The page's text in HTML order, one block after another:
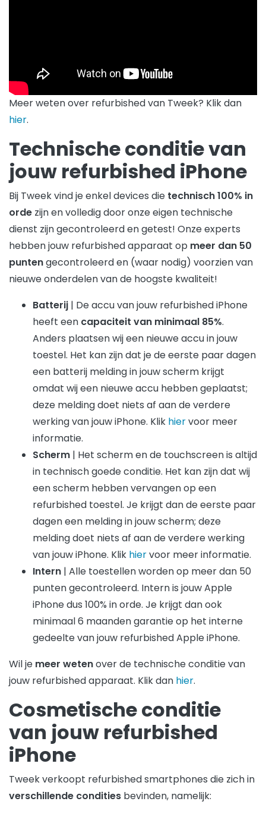
Meer weten over refurbished van Tweek? Klik dan
hier.
Technische conditie van
jouw refurbished iPhone
Bij Tweek vind je enkel devices die technisch 100% in
orde zijn en volledig door onze eigen technische
dienst zijn gecontroleerd en getest! Onze experts
hebben jouw refurbished apparaat op meer dan 50
puntengecontroleerd en (waar nodig) voorzien van
nieuwe onderdelen van de hoogste kwaliteit!
Batterij | De accu van jouw refurbished iPhone
heeft een capaciteit van minimaal 85%.
Anders plaatsen wij een nieuwe accu in jouw
toestel. Het kan zijn dat je de eerste paar dagen
een batterij melding in jouw scherm krijgt
omdat wij een nieuwe accu hebben geplaatst;
deze melding doet niets af aan de verdere
werking van jouw iPhone. Klik hiervoor meer
informatie.
Scherm | Het scherm en de touchscreen is altijd
in technisch goede conditie. Het kan zijn dat wij
een scherm hebben vervangen op een
refurbished toestel. Je krijgt dan de eerste paar
dagen een melding in jouw scherm; deze
melding doet niets af aan de verdere werking
van jouw iPhone. Klik hiervoor meer informatie.
Intern | Alle toestellen worden op meer dan 50
punten gecontroleerd. Intern is jouw Apple
iPhone dus 100% in orde. Je krijgt dan ook
minimaal 6 maanden garantie op het interne
gedeelte van jouw refurbished Apple iPhone.
Wil je meer wetenover de technische conditie van
jouw refurbished apparaat. Klik dan hier.
Cosmetische conditie
van jouw refurbished
iPhone
Tweek verkoopt refurbished smartphones die zich in
verschillende condities bevinden, namelijk: